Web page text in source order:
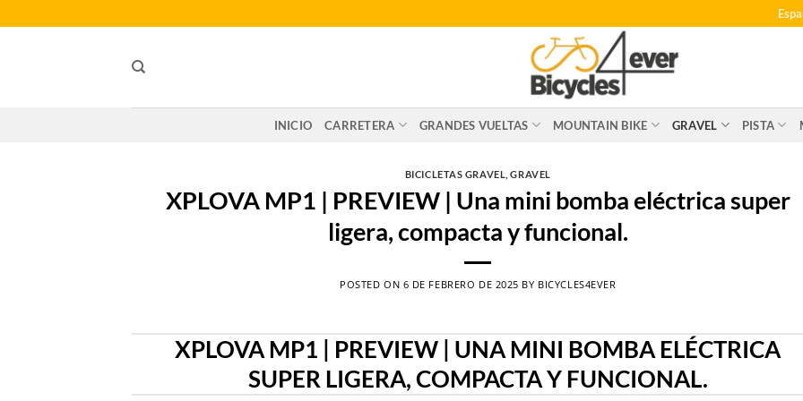
al
INICIO CARRETERA GRANDES VUELTAS MOUNTAIN BIKE GRAVEL PISTA
BICICLETAS GRAVEL ,GRAVEL
XPLOVA MP1 | PREVIEW | Una mini bomba eléctrica super
ligera, compacta y funcional.
POSTED ON 6 DE FEBRERO DE 2025 BY BICYCLES4EVER
XPLOVA MP1 | PREVIEW | UNA MINI BOMBA ELÉCTRICA
SUPER LIGERA, COMPACTA Y FUNCIONAL.